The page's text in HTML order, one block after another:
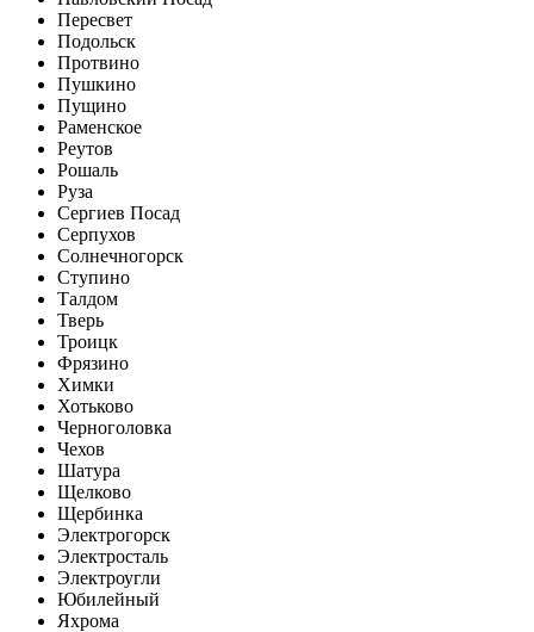
Пересвет
Подольск
Протвино
Пушкино
Пущино
Раменское
Реутов
Рошаль
Руза
Сергиев Посад
Серпухов
Солнечногорск
Ступино
Талдом
Тверь
Троицк
Фрязино
Химки
Хотьково
Черноголовка
Чехов
Шатура
Щелково
Щербинка
Электрогорск
Электросталь
Электроугли
Юбилейный
Яхрома